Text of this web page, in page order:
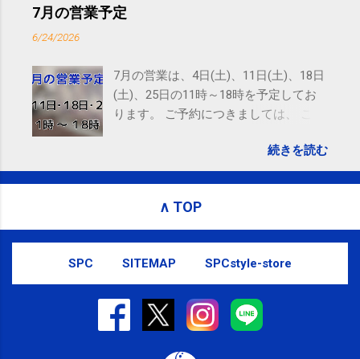
ニング(@SPCstyle) - Twilog . To stop receiving these
powered by Google Google Inc., 1600 Amphitheatre
Parkway, Mountain View, CA 94043, United States
7月の営業予定
6/24/2026
7月の営業は、4日(土)、11日(土)、18日
(土)、25日の11時～18時を予定してお
ります。 ご予約につきましては、 こち
れないことがありますので、ご予約、
お問い合わせはSMS（ショートメッセ
続きを読む
∧ TOP
SPC SITEMAP SPCstyle-store